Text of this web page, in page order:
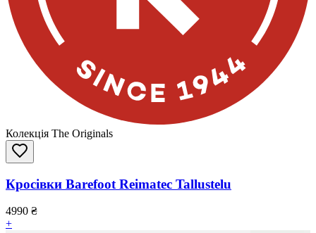
Колекція The Originals
Кросівки Barefoot Reimatec Tallustelu
4990 ₴
+